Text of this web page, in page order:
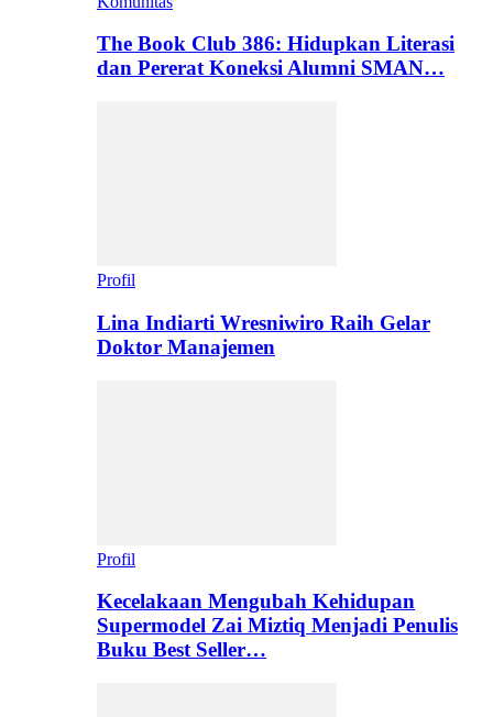
The Book Club 386: Hidupkan Literasi
dan Pererat Koneksi Alumni SMAN…
Profil
Lina Indiarti Wresniwiro Raih Gelar
Doktor Manajemen
Profil
Kecelakaan Mengubah Kehidupan
Supermodel Zai Miztiq Menjadi Penulis
Buku Best Seller…